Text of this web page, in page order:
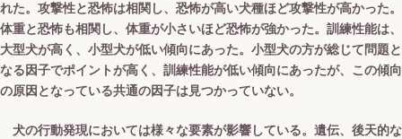
れた。攻撃性と恐怖は相関し、恐怖が高い犬種ほど攻撃性が高かった。
体重と恐怖も相関し、体重が小さいほど恐怖が強かった。訓練性能は、
大型犬が高く、小型犬が低い傾向にあった。小型犬の方が総じて問題と
なる因子でポイントが高く、訓練性能が低い傾向にあったが、この傾向
の原因となっている共通の因子は見つかっていない。
犬の行動発現においては様々な要素が影響している。遺伝、後天的な